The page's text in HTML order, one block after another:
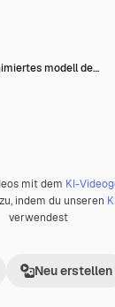
modell de…
mit dem KI-
indem du unseren
verwendest
Neu erstellen